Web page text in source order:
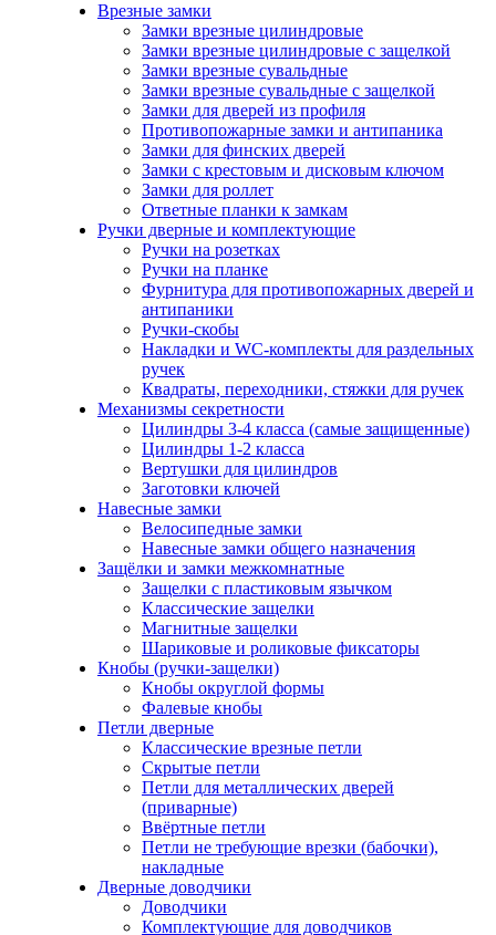
Врезные замки
Замки врезные цилиндровые
Замки врезные цилиндровые с защелкой
Замки врезные сувальдные
Замки врезные сувальдные с защелкой
Замки для дверей из профиля
Противопожарные замки и антипаника
Замки для финских дверей
Замки с крестовым и дисковым ключом
Замки для роллет
Ответные планки к замкам
Ручки дверные и комплектующие
Ручки на розетках
Ручки на планке
Фурнитура для противопожарных дверей и
антипаники
Ручки-скобы
Накладки и WC-комплекты для раздельных
ручек
Квадраты, переходники, стяжки для ручек
Механизмы секретности
Цилиндры 3-4 класса (самые защищенные)
Цилиндры 1-2 класса
Вертушки для цилиндров
Заготовки ключей
Навесные замки
Велосипедные замки
Навесные замки общего назначения
Защёлки и замки межкомнатные
Защелки с пластиковым язычком
Классические защелки
Магнитные защелки
Шариковые и роликовые фиксаторы
Кнобы (ручки-защелки)
Кнобы округлой формы
Фалевые кнобы
Петли дверные
Классические врезные петли
Скрытые петли
Петли для металлических дверей
(приварные)
Ввёртные петли
Петли не требующие врезки (бабочки),
накладные
Дверные доводчики
Доводчики
Комплектующие для доводчиков